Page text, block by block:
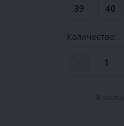
39 40
Количество:
-